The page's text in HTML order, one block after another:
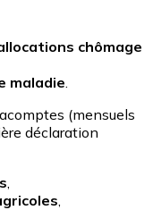
chômage
maladie
(mensuels
déclaration